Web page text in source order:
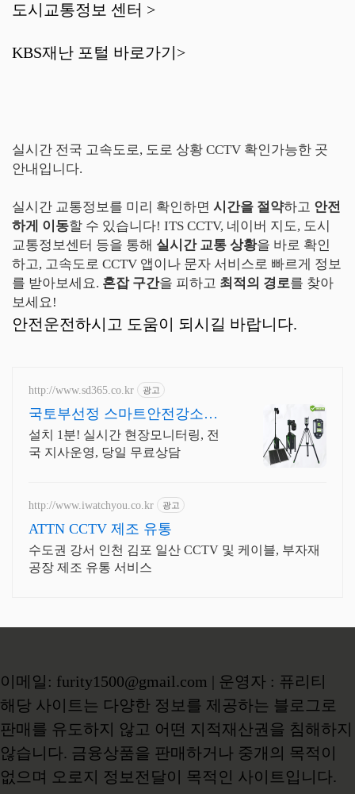
도시교통정보 센터 >
KBS재난 포털 바로가기>
실시간 전국 고속도로, 도로 상황 CCTV 확인가능한 곳
안내입니다.
실시간 교통정보를 미리 확인하면 시간을 절약하고 안전
하게 이동할 수 있습니다! ITS CCTV, 네이버 지도, 도시
교통정보센터 등을 통해 실시간 교통 상황을 바로 확인
하고, 고속도로 CCTV 앱이나 문자 서비스로 빠르게 정보
를 받아보세요. 혼잡 구간을 피하고 최적의 경로를 찾아
보세요!
안전운전하시고 도움이 되시길 바랍니다.
http://www.sd365.co.kr 광고
국토부선정 스마트안전강소기
업 KC인증제품, 합리적인 가격
설치 1분! 실시간 현장모니터링, 전
국 지사운영, 당일 무료상담
http://www.iwatchyou.co.kr 광고
ATTN CCTV 제조 유통
수도권 강서 인천 김포 일산 CCTV 및 케이블, 부자재
공장 제조 유통 서비스
이메일: furity1500@gmail.com | 운영자 : 퓨리티
해당 사이트는 다양한 정보를 제공하는 블로그로
판매를 유도하지 않고 어떤 지적재산권을 침해하지
않습니다. 금융상품을 판매하거나 중개의 목적이
없으며 오로지 정보전달이 목적인 사이트입니다.